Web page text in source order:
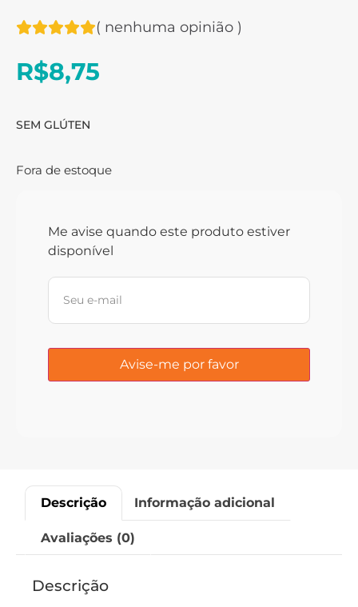
( nenhuma opinião )
R$8,75
SEM GLÚTEN
Fora de estoque
Me avise quando este produto estiver
disponível
Descrição Informação adicional
Avaliações (0)
Descrição